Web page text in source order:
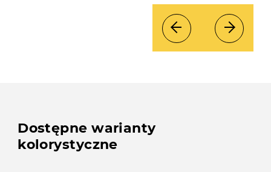
Dostępne warianty
kolorystyczne